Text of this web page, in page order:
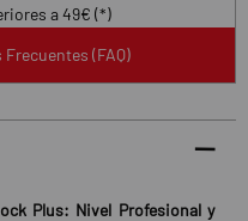
a 49€ (*)
(FAQ)
Plus: Nivel Profesional y